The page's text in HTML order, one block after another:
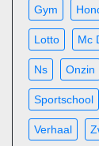
Gym
Lotto Mc
Ns Onzin
Sportschool
Verhaal